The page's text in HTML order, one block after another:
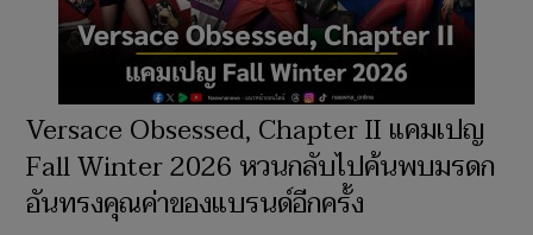
Versace Obsessed, Chapter II แคมเปญ
Fall Winter 2026 หวนกลับไปค้นพบมรดก
อันทรงคุณค่าของแบรนด์อีกครั้ง